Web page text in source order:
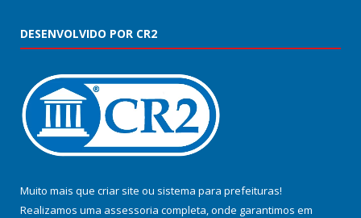
DESENVOLVIDO POR CR2
Muito mais que criar site ou sistema para prefeituras!
Realizamos uma assessoria completa, onde garantimos em